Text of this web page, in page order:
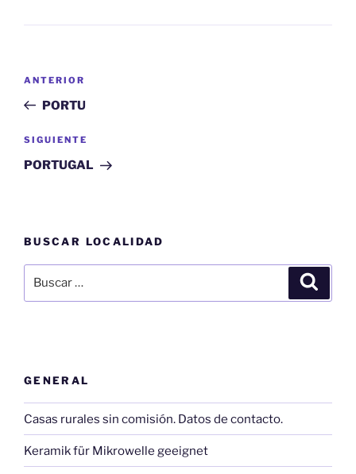
entradas
Entrada
anterior:
ANTERIOR
PORTU
Siguiente
entrada
SIGUIENTE
PORTUGAL
BUSCAR LOCALIDAD
por:
GENERAL
Casas rurales sin comisión. Datos de contacto.
Keramik für Mikrowelle geeignet